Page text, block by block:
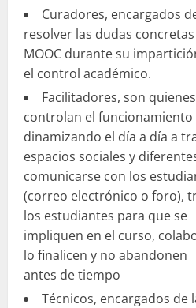
Curadores, encargados
resolver las dudas
MOOC durante su
el control académico.
Facilitadores, son quienes
controlan el funcionamiento
dinamizando el día a día a
espacios sociales y
comunicarse con los
(correo electrónico o foro),
los estudiantes para que se
impliquen en el curso,
lo finalicen y no abandonen
antes de tiempo
Técnicos, encargados de